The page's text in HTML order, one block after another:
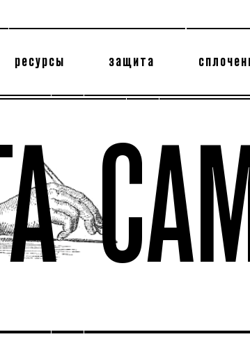
ресурсы защита